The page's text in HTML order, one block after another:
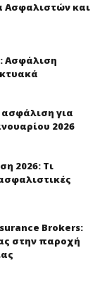
Ασφαλιστών και
Ασφάλιση
για
2026
2026: Τι
Brokers:
στην παροχή